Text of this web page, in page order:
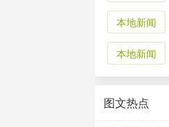
本地新闻
本地新闻
图文热点